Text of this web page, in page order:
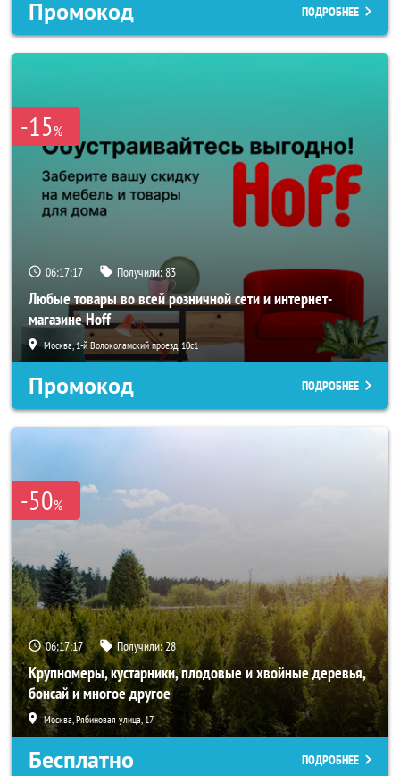
Промокод ПОДРОБНЕЕ
-15%
06:17:15 Получили:83
Любые товары во всей розничной сети и интернет-
магазине Hoff
Москва, 1-й Волоколамский проезд, 10с1
Промокод ПОДРОБНЕЕ
-50%
06:17:15 Получили:28
Крупномеры, кустарники, плодовые и хвойные деревья,
бонсай и многое другое
Москва, Рябиновая улица, 17
Бесплатно ПОДРОБНЕЕ